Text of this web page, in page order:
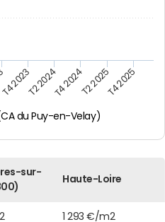
du Puy-en-Velay)
T4 2023T2 2024T4 2024T2 2025T4 2025
sur-
Haute-Loire
1 293 €/m2